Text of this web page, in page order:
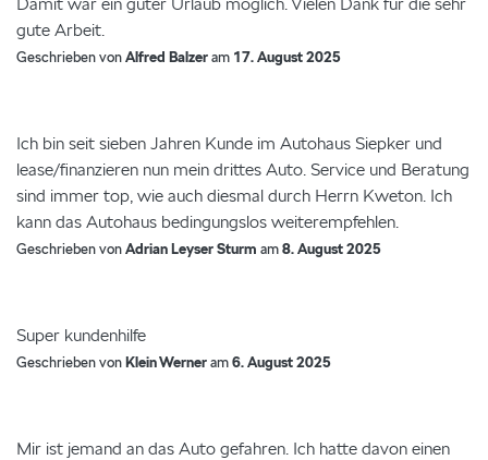
gute Arbeit.
Geschrieben vonAlfred Balzeram 17. August 2025
Ich bin seit sieben Jahren Kunde im Autohaus Siepker und
lease/finanzieren nun mein drittes Auto. Service und Beratung
sind immer top, wie auch diesmal durch Herrn Kweton. Ich
kann das Autohaus bedingungslos weiterempfehlen.
Geschrieben vonAdrian Leyser Sturm am8. August 2025
Super kundenhilfe
Geschrieben vonKlein Werneram6. August 2025
Mir ist jemand an das Auto gefahren. Ich hatte davon einen